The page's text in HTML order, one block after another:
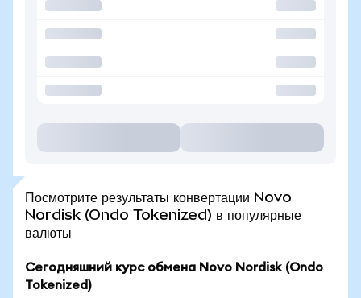
Посмотрите результаты конвертации Novo
Nordisk (Ondo Tokenized) в популярные
валюты
Сегодняшний курс обмена Novo Nordisk (Ondo
Tokenized)